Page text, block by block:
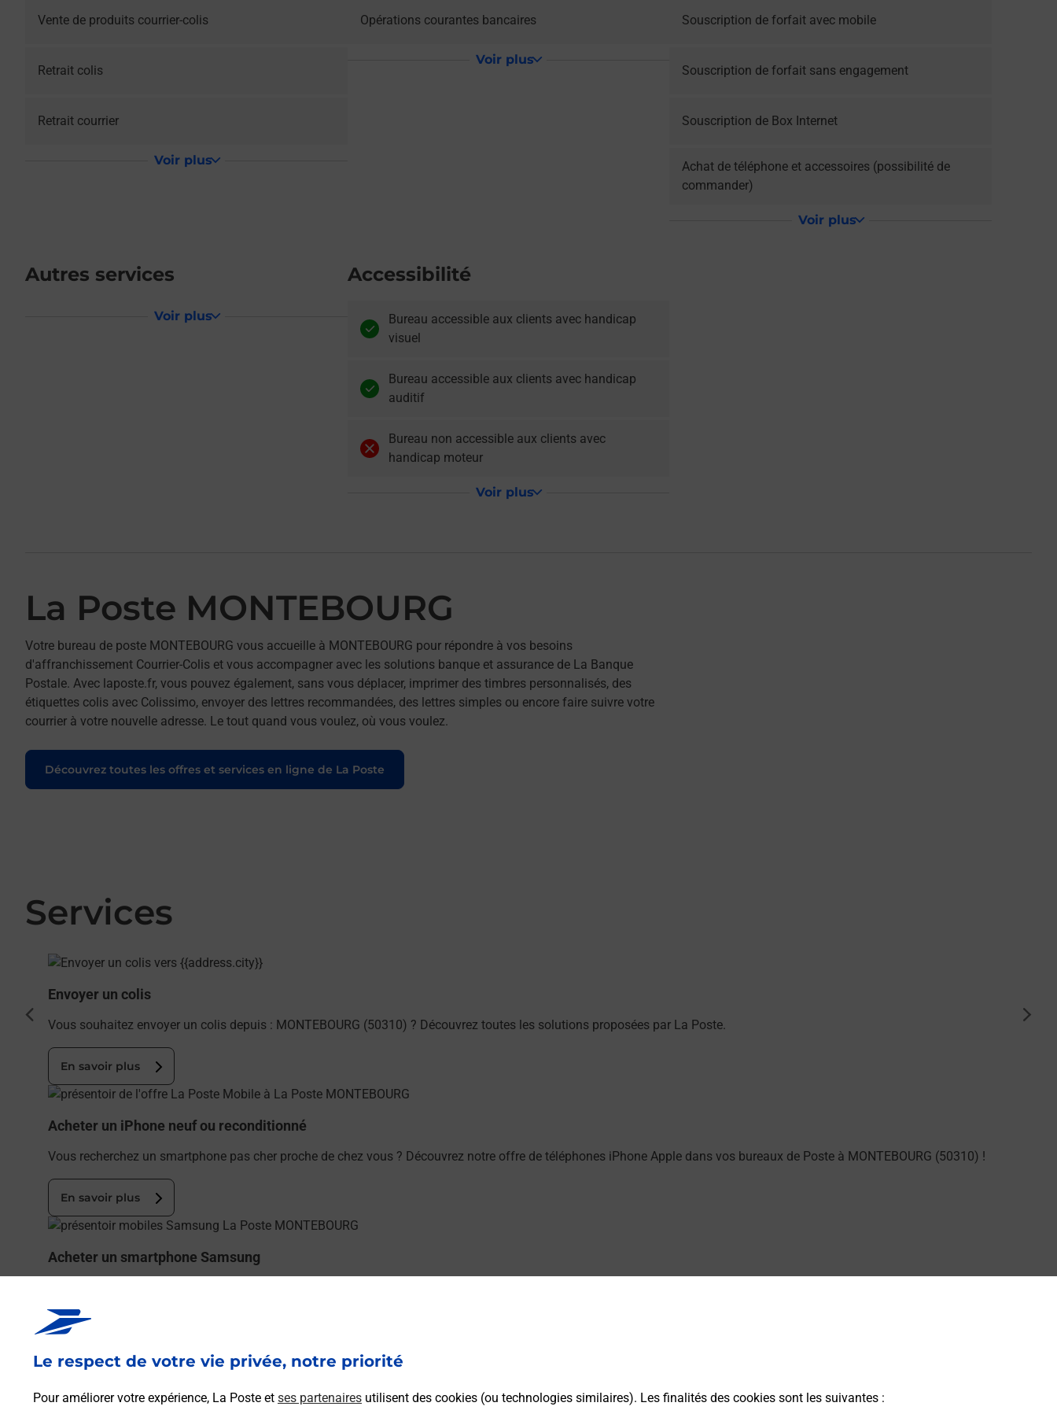
Le respect de votre vie privée, notre priorité
Pour améliorer votre expérience, La Poste et ses partenaires utilisent des cookies (ou technologies similaires). Les finalités des cookies sont les suivantes :
Vente de produits courrier-colis
Retrait colis
Retrait courrier
Voir plus
Opérations courantes bancaires
Voir plus
Souscription de forfait avec mobile
Souscription de forfait sans engagement
Souscription de Box Internet
Achat de téléphone et accessoires (possibilité de
commander)
Voir plus
Autres services
Voir plus
Accessibilité
Bureau accessible aux clients avec handicap
visuel
Bureau accessible aux clients avec handicap
auditif
Bureau non accessible aux clients avec
handicap moteur
Voir plus
La Poste MONTEBOURG
Votre bureau de poste MONTEBOURG vous accueille à MONTEBOURG pour répondre à vos besoins
d'affranchissement Courrier-Colis et vous accompagner avec les solutions banque et assurance de La Banque
Postale. Avec laposte.fr, vous pouvez également, sans vous déplacer, imprimer des timbres personnalisés, des
étiquettes colis avec Colissimo, envoyer des lettres recommandées, des lettres simples ou encore faire suivre votre
courrier à votre nouvelle adresse. Le tout quand vous voulez, où vous voulez.
Découvrez toutes les offres et services en ligne de La Poste
Services
En savoir plus
Envoyer un colis
Vous souhaitez envoyer un colis depuis : MONTEBOURG (50310) ? Découvrez toutes les solutions proposées par La Poste.
En savoir plus
En savoir plus
Acheter un iPhone neuf ou reconditionné
Vous recherchez un smartphone pas cher proche de chez vous ? Découvrez notre offre de téléphones iPhone Apple dans vos bureaux de Poste à MONTEBOURG (50310) !
En savoir plus
En savoir plus
Acheter un smartphone Samsung
!
En savoir plus